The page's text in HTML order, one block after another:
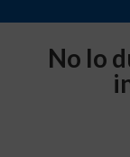
No lo